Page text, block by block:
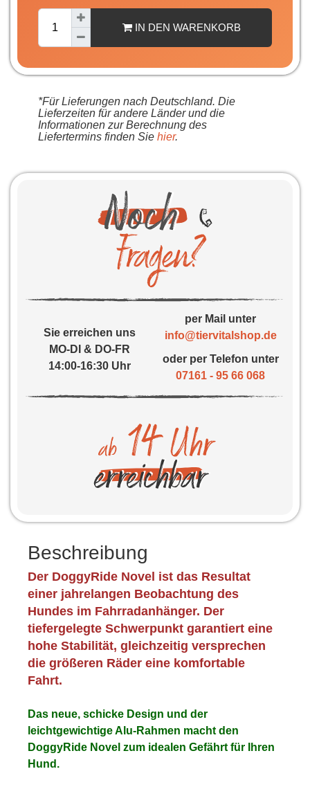
IN DEN WARENKORB
*Für Lieferungen nach Deutschland. Die
Lieferzeiten für andere Länder und die
Informationen zur Berechnung des
Liefertermins finden Sie hier.
Sie erreichen uns
MO-DI & DO-FR
14:00-16:30 Uhr
per Mail unter
info@tiervitalshop.de
oder per Telefon unter
07161 - 95 66 068
Beschreibung
Der DoggyRide Novel ist das Resultat
einer jahrelangen Beobachtung des
Hundes im Fahrradanhänger. Der
tiefergelegte Schwerpunkt garantiert eine
hohe Stabilität, gleichzeitig versprechen
die größeren Räder eine komfortable
Fahrt.
Das neue, schicke Design und der
leichtgewichtige Alu-Rahmen macht den
DoggyRide Novel zum idealen Gefährt für Ihren
Hund.